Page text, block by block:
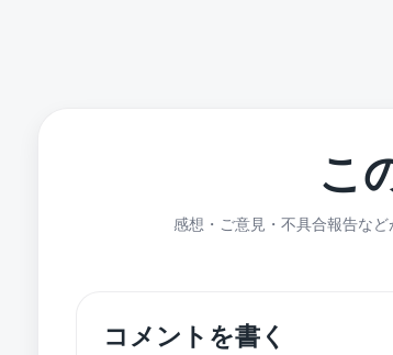
こ
感想・ご意見・不具合報告な
コメントを書く